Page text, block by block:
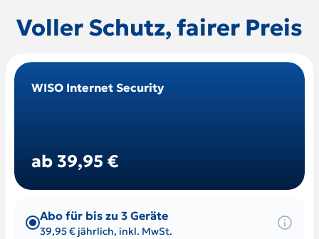
Voller Schutz, fairer Preis
WISO Internet Security
ab 39,95 €
Abo für bis zu 3 Geräte
39,95 € jährlich, inkl. MwSt.